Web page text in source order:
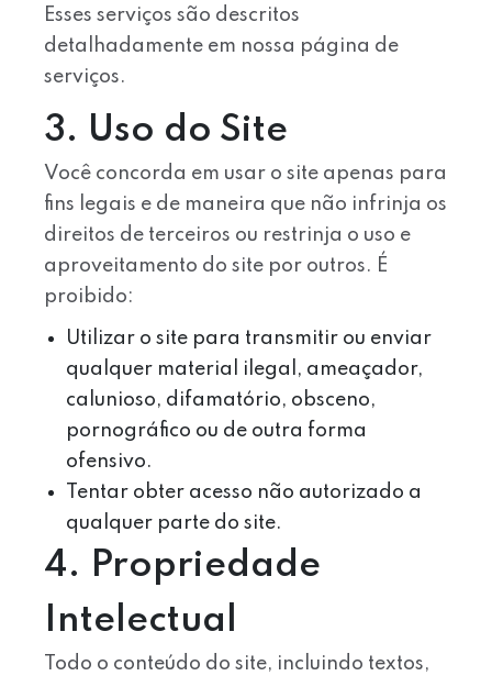
Esses serviços são descritos
detalhadamente em nossa página de
serviços.
3. Uso do Site
Você concorda em usar o site apenas para
fins legais e de maneira que não infrinja os
direitos de terceiros ou restrinja o uso e
aproveitamento do site por outros. É
proibido:
Utilizar o site para transmitir ou enviar
qualquer material ilegal, ameaçador,
calunioso, difamatório, obsceno,
pornográfico ou de outra forma
ofensivo.
Tentar obter acesso não autorizado a
qualquer parte do site.
4. Propriedade
Intelectual
Todo o conteúdo do site, incluindo textos,